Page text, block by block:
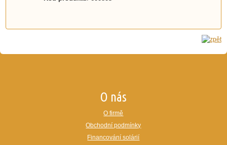
O nás
O firmě
Obchodní podmínky
Financování solárií